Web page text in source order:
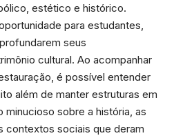
estético e histórico.
para estudantes,
seus
cultural. Ao acompanhar
é possível entender
além de manter estruturas em
minucioso sobre a história, as
contextos sociais que deram